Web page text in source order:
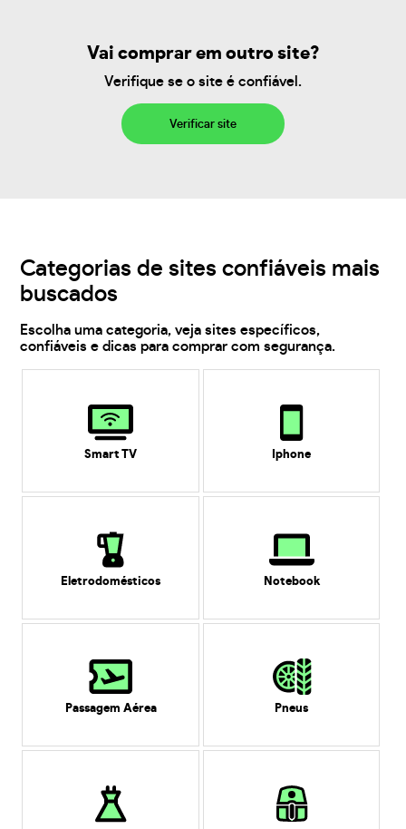
Vai comprar em outro site?
Verifique se o site é confiável.
Verificar site
Categorias de sites confiáveis mais
buscados
Escolha uma categoria, veja sites específicos,
confiáveis e dicas para comprar com segurança.
Smart TV Iphone
Eletrodomésticos Notebook
Passagem Aérea Pneus